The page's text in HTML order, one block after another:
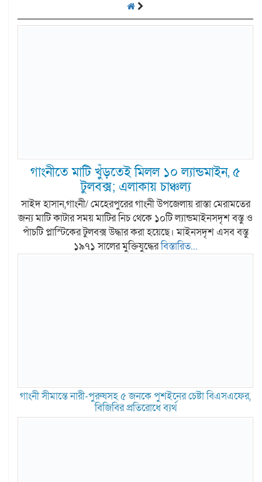
গাংনীতে মাটি খুঁড়তেই মিলল ১০ ল্যান্ডমাইন, ৫
টুলবক্স; এলাকায় চাঞ্চল্য
সাইদ হাসান,গাংনী/ মেহেরপুরের গাংনী উপজেলায় রাস্তা মেরামতের
জন্য মাটি কাটার সময় মাটির নিচ থেকে ১০টি ল্যান্ডমাইনসদৃশ বস্তু ও
পাঁচটি প্লাস্টিকের টুলবক্স উদ্ধার করা হয়েছে। মাইনসদৃশ এসব বস্তু
১৯৭১ সালের মুক্তিযুদ্ধেরবিস্তারিত...
গাংনী সীমান্তে নারী-পুরুষসহ ৫ জনকে পুশইনের চেষ্টা বিএসএফের,
বিজিবির প্রতিরোধে ব্যর্থ